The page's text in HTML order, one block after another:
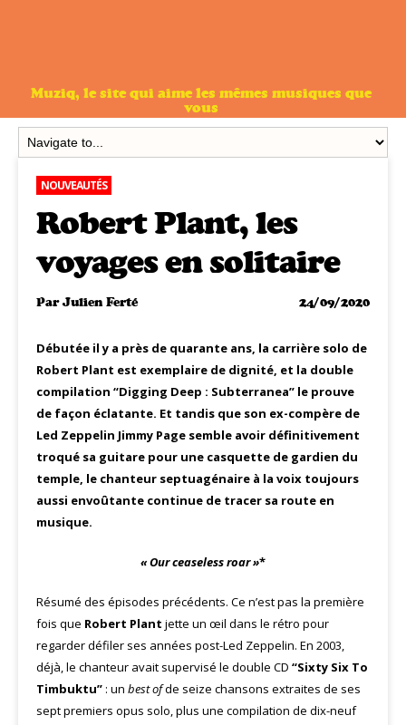
Muziq, le site qui aime les mêmes musiques que
vous
NOUVEAUTÉS
Robert Plant, les
voyages en solitaire
ParJulien Ferté 24/09/2020
Débutée il y a près de quarante ans, la carrière solo de
Robert Plant est exemplaire de dignité, et la double
compilation “Digging Deep : Subterranea” le prouve
de façon éclatante. Et tandis que son ex-compère de
Led Zeppelin Jimmy Page semble avoir définitivement
troqué sa guitare pour une casquette de gardien du
temple, le chanteur septuagénaire à la voix toujours
aussi envoûtante continue de tracer sa route en
musique.
« Our ceaseless roar »*
Résumé des épisodes précédents. Ce n’est pas la première
fois que Robert Plant jette un œil dans le rétro pour
regarder défiler ses années post-Led Zeppelin. En 2003,
déjà, le chanteur avait supervisé le double CD “Sixty Six To
Timbuktu” : un best ofde seize chansons extraites de ses
sept premiers opus solo, plus une compilation de dix-neuf